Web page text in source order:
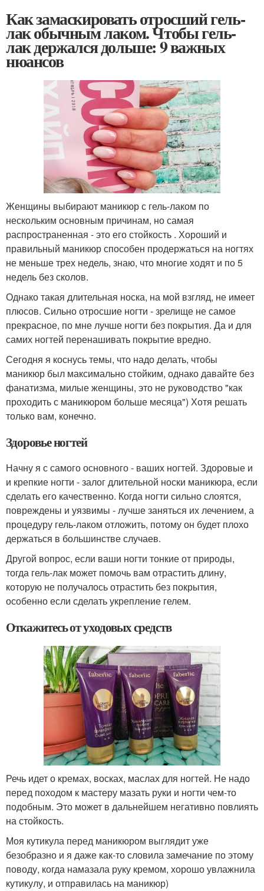
Как замаскировать отросший гель-
лак обычным лаком. Чтобы гель-
лак держался дольше: 9 важных
нюансов
Женщины выбирают маникюр с гель-лаком по
нескольким основным причинам, но самая
распространенная - это его стойкость . Хороший и
правильный маникюр способен продержаться на ногтях
не меньше трех недель, знаю, что многие ходят и по 5
недель без сколов.
Однако такая длительная носка, на мой взгляд, не имеет
плюсов. Сильно отросшие ногти - зрелище не самое
прекрасное, по мне лучше ногти без покрытия. Да и для
самих ногтей перенашивать покрытие вредно.
Сегодня я коснусь темы, что надо делать, чтобы
маникюр был максимально стойким, однако давайте без
фанатизма, милые женщины, это не руководство "как
проходить с маникюром больше месяца") Хотя решать
только вам, конечно.
Здоровье ногтей
Начну я с самого основного - ваших ногтей. Здоровые и
и крепкие ногти - залог длительной носки маникюра, если
сделать его качественно. Когда ногти сильно слоятся,
повреждены и уязвимы - лучше заняться их лечением, а
процедуру гель-лаком отложить, потому он будет плохо
держаться в большинстве случаев.
Другой вопрос, если ваши ногти тонкие от природы,
тогда гель-лак может помочь вам отрастить длину,
которую не получалось отрастить без покрытия,
особенно если сделать укрепление гелем.
Откажитесь от уходовых средств
Речь идет о кремах, восках, маслах для ногтей. Не надо
перед походом к мастеру мазать руки и ногти чем-то
подобным. Это может в дальнейшем негативно повлиять
на стойкость.
Моя кутикула перед маникюром выглядит уже
безобразно и я даже как-то словила замечание по этому
поводу, когда намазала руку кремом, хорошо увлажнила
кутикулу, и отправилась на маникюр)